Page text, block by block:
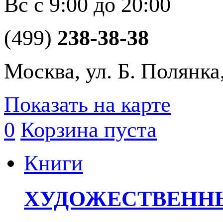
(499) 238-38-38
Москва, ул. Б.
Показать на карте
0 Корзина пуста
Книги